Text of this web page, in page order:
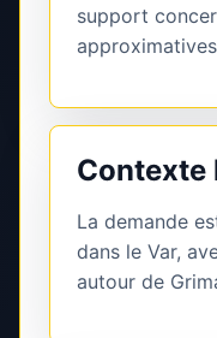
support
Contexte
La demande
dans le Var,
autour de